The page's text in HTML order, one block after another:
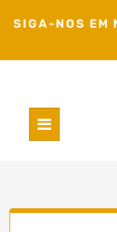
SIGA-NOS EM